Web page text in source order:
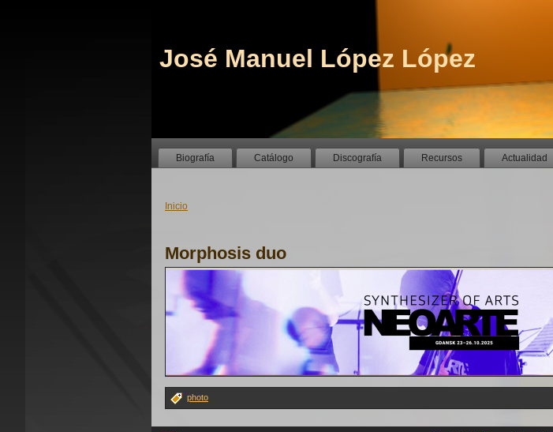
José Manuel López López
Biografía Catálogo Discografía Recursos Actualidad
Inicio
Morphosis duo
photo